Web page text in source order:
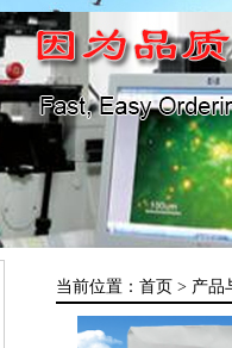
当前位置： 首页 > 产品